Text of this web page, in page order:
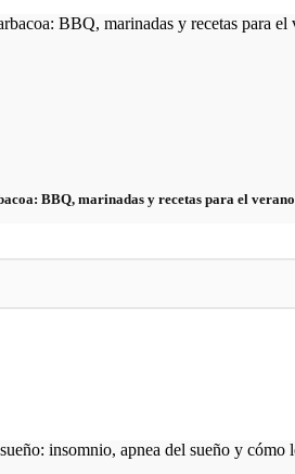
BBQ, marinadas y recetas para el verano
Marketing